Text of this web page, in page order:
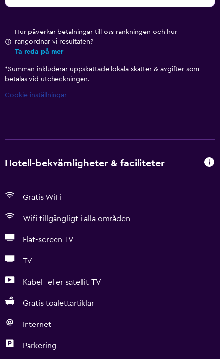
Hur påverkar betalningar till oss rankningen och hur
rangordnar vi resultaten?
Ta reda på mer
*Summan inkluderar uppskattade lokala skatter & avgifter som
betalas vid utcheckningen.
Cookie-inställningar
Hotell-bekvämligheter & faciliteter
Gratis WiFi
Wifi tillgängligt i alla områden
Flat-screen TV
TV
Kabel- eller satellit-TV
Gratis toalettartiklar
Internet
Parkering